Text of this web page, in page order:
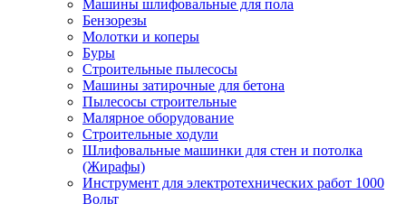
Машины шлифовальные для пола
Бензорезы
Молотки и коперы
Буры
Строительные пылесосы
Машины затирочные для бетона
Пылесосы строительные
Малярное оборудование
Строительные ходули
Шлифовальные машинки для стен и потолка
(Жирафы)
Инструмент для электротехнических работ 1000
Вольт